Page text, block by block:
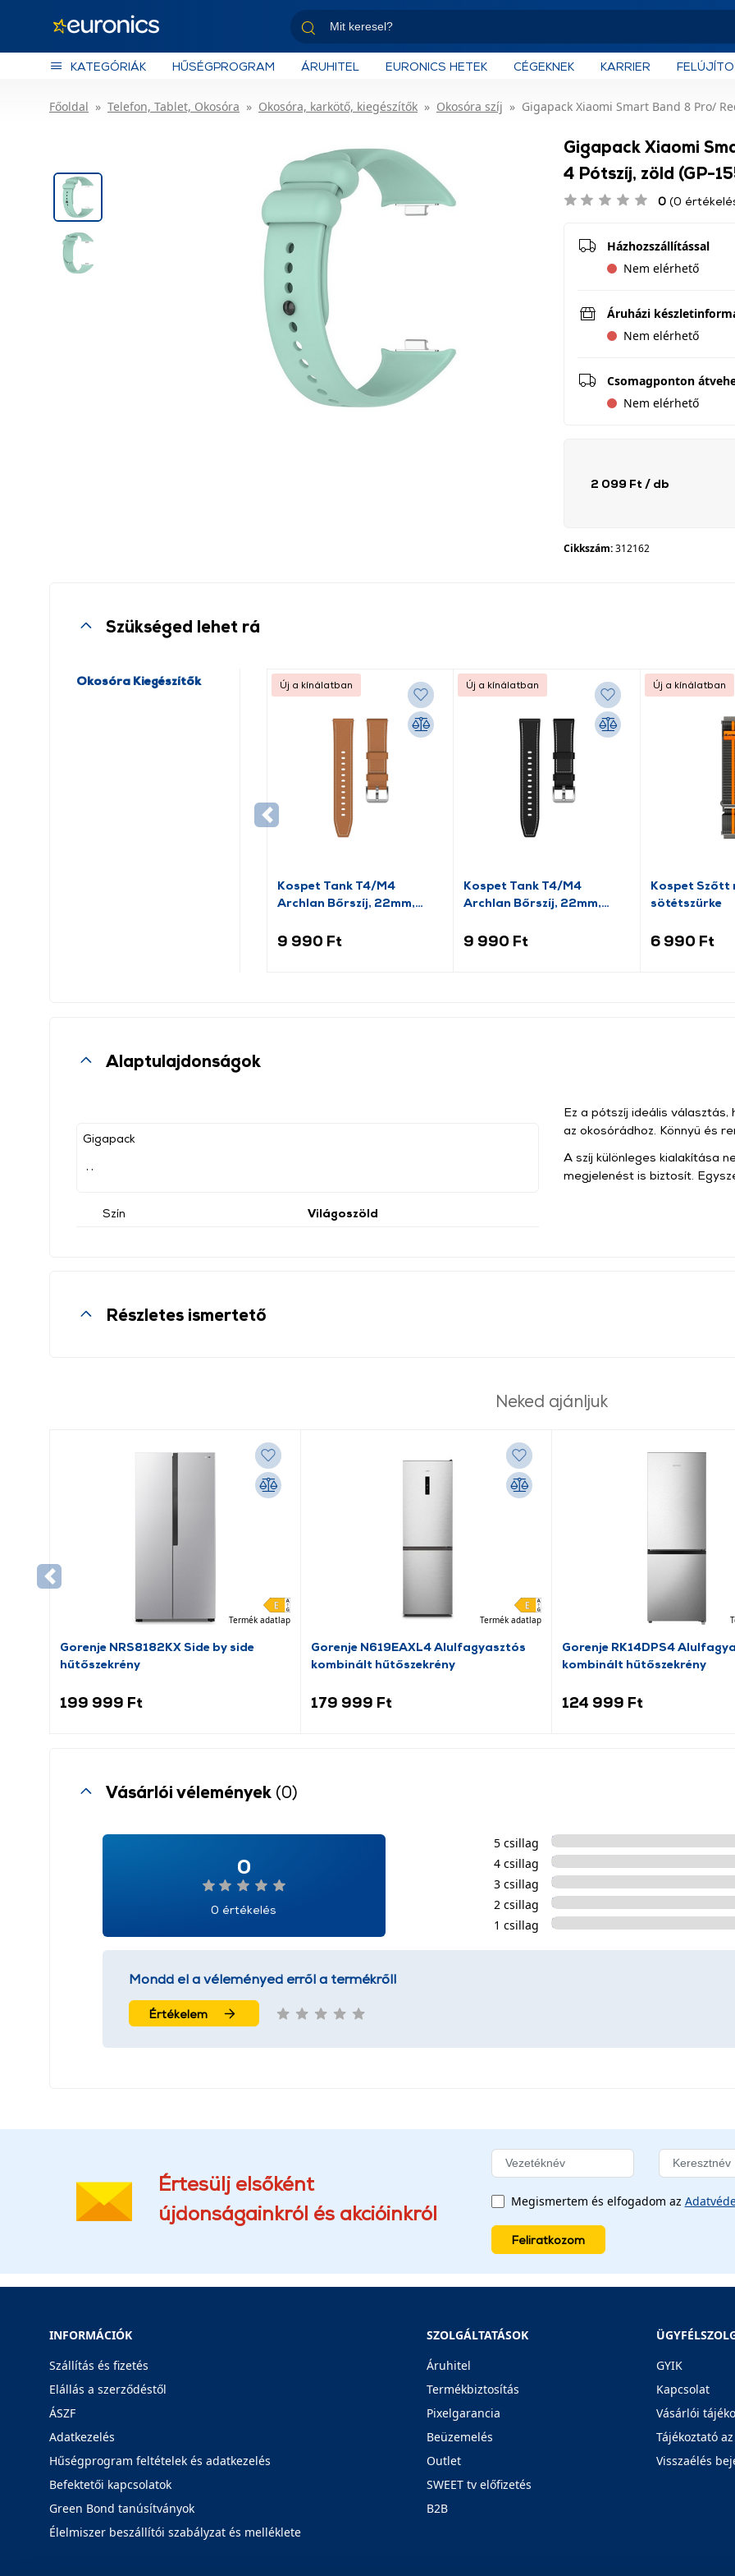
KATEGÓRIÁK HŰSÉGPROGRAM ÁRUHITEL EURONICS HETEK CÉGEKNEK KARRIER
Főoldal Telefon, Tablet, Okosóra Okosóra, karkötő, kiegészítők Okosóra szíj Gigapack Xiaomi Smart Band 8 Pro/
Gigapack Xiaomi
4 Pótszíj, zöld (GP-
0 (0
Házhozszállítással
Nem elérhető
Áruházi
Nem elérhető
Csomagponton
Nem elérhető
2 099 Ft / db
Cikkszám:312162
Szükséged lehet rá
Okosóra Kiegészítők
Kospet Tank T4/M4
Archlan Bőrszíj, 22mm,
9 990 Ft
Új a kínálatban
Kospet Tank T4/M4
Archlan Bőrszíj, 22mm,
9 990 Ft
Új a kínálatban
Kospet Szőtt
sötétszürke
6 990 Ft
Új a kínálatban
Alaptulajdonságok
Gigapack
Szín Világoszöld
Ez a pótszíj ideális
az okosórádhoz. Könnyű és
A szíj különleges kialakítása
megjelenést is biztosít.
Részletes ismertető
Neked ajánljuk
Termék adatlap
Gorenje NRS8182KX Side by side
hűtőszekrény
199 999 Ft
Termék adatlap
Gorenje N619EAXL4 Alulfagyasztós
kombinált hűtőszekrény
179 999 Ft
Gorenje RK14DPS4
kombinált hűtőszekrény
124 999 Ft
Vásárlói vélemények (0)
0
0 értékelés
5 csillag
4 csillag
3 csillag
2 csillag
1 csillag
Mondd el a véleményed erről a termékről!
Értékelem
Értesülj elsőként
újdonságainkról és akcióinkról
Megismertem és elfogadom az
Feliratkozom
INFORMÁCIÓK
Szállítás és fizetés
Elállás a szerződéstől
ÁSZF
Adatkezelés
Hűségprogram feltételek és adatkezelés
Befektetői kapcsolatok
Green Bond tanúsítványok
Élelmiszer beszállítói szabályzat és melléklete
SZOLGÁLTATÁSOK
Áruhitel
Termékbiztosítás
Pixelgarancia
Beüzemelés
Outlet
SWEET tv előfizetés
B2B
GYIK
Kapcsolat
Vásárlói
Tájékoztató
Visszaélés